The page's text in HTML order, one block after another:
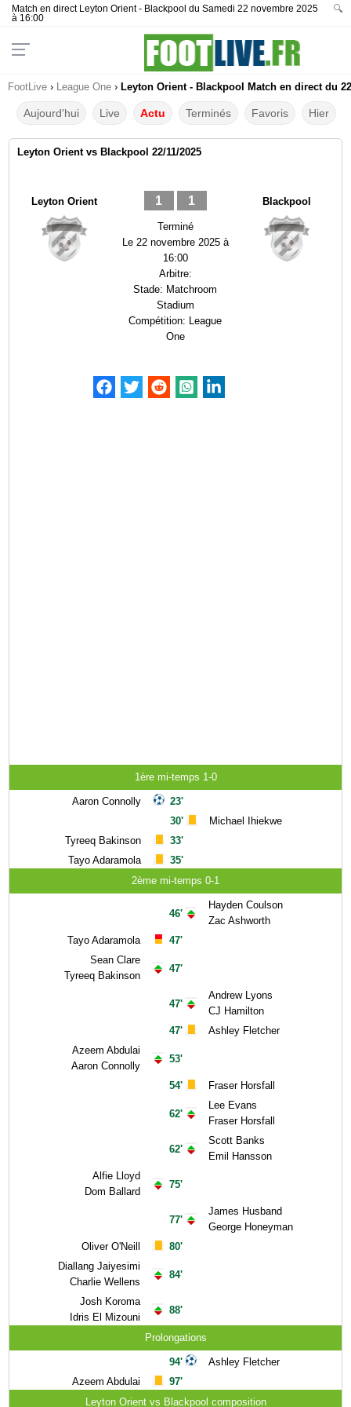
Match en direct Leyton Orient - Blackpool du Samedi 22 novembre 2025
à 16:00
🔍
FootLive › League One › Leyton Orient - Blackpool Match en direct du
Aujourd'hui Live Actu Terminés Favoris Hier
Leyton Orient vs Blackpool 22/11/2025
Leyton Orient 1 1
Terminé
Le 22 novembre 2025 à
16:00
Arbitre:
Stade: Matchroom
Stadium
Compétition: League
One
Blackpool
1ère mi-temps 1-0
Aaron Connolly
Tyreeq Bakinson
Tayo Adaramola
23'
30'
33'
35'
Michael Ihiekwe
2ème mi-temps 0-1
Tayo Adaramola
Sean Clare
Tyreeq Bakinson
Azeem Abdulai
Aaron Connolly
Alfie Lloyd
Dom Ballard
Oliver O'Neill
Diallang Jaiyesimi
Charlie Wellens
Josh Koroma
Idris El Mizouni
46'
47'
47'
47'
47'
53'
54'
62'
62'
75'
77'
80'
84'
88'
Hayden Coulson
Zac Ashworth
Andrew Lyons
CJ Hamilton
Ashley Fletcher
Fraser Horsfall
Lee Evans
Fraser Horsfall
Scott Banks
Emil Hansson
James Husband
George Honeyman
Prolongations
Azeem Abdulai
94'
97'
Ashley Fletcher
Leyton Orient vs Blackpool composition